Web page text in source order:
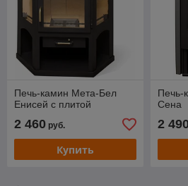
Печь-камин Мета-Бел
Енисей с плитой
2 460 руб.
Купить
Печь-
Сена
2